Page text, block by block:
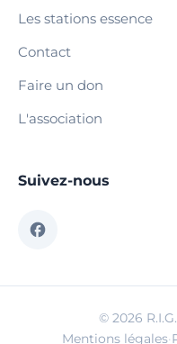
Les stations essence
Contact
Faire un don
L'association
Suivez-nous
© 2026
Mentions légales·